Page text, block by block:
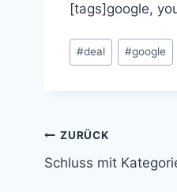
[tags]google,
Schlagworte:
#deal #google
ZURÜCK
Schluss mit